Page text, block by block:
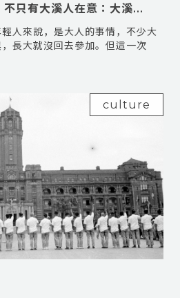
只有大溪人在意：大溪...
人來說，是大人的事情，不少大
長大就沒回去參加。但這一次
culture